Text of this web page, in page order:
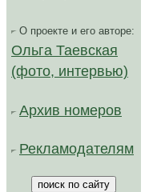
О проекте и его авторе:
Ольга Таевская
(фото, интервью)
Архив номеров
Рекламодателям